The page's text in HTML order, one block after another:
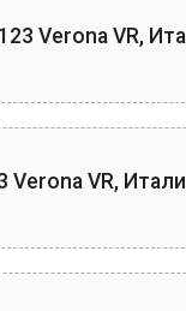
Verona VR,
Verona VR,